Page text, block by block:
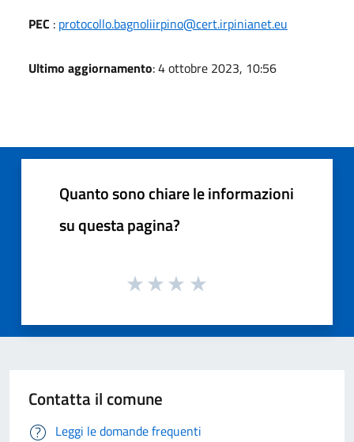
PEC : protocollo.bagnoliirpino@cert.irpinianet.eu
Ultimo aggiornamento: 4 ottobre 2023, 10:56
Quanto sono chiare le informazioni
su questa pagina?
Contatta il comune
Leggi le domande frequenti